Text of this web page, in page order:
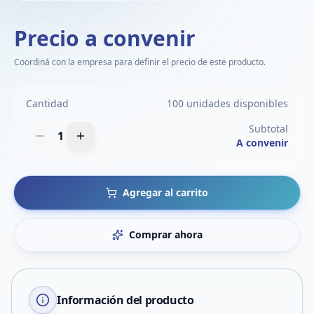
Precio a convenir
Coordiná con la empresa para definir el precio de este producto.
Cantidad 100 unidades disponibles
1
Subtotal
A convenir
Agregar al carrito
Comprar ahora
Información del producto